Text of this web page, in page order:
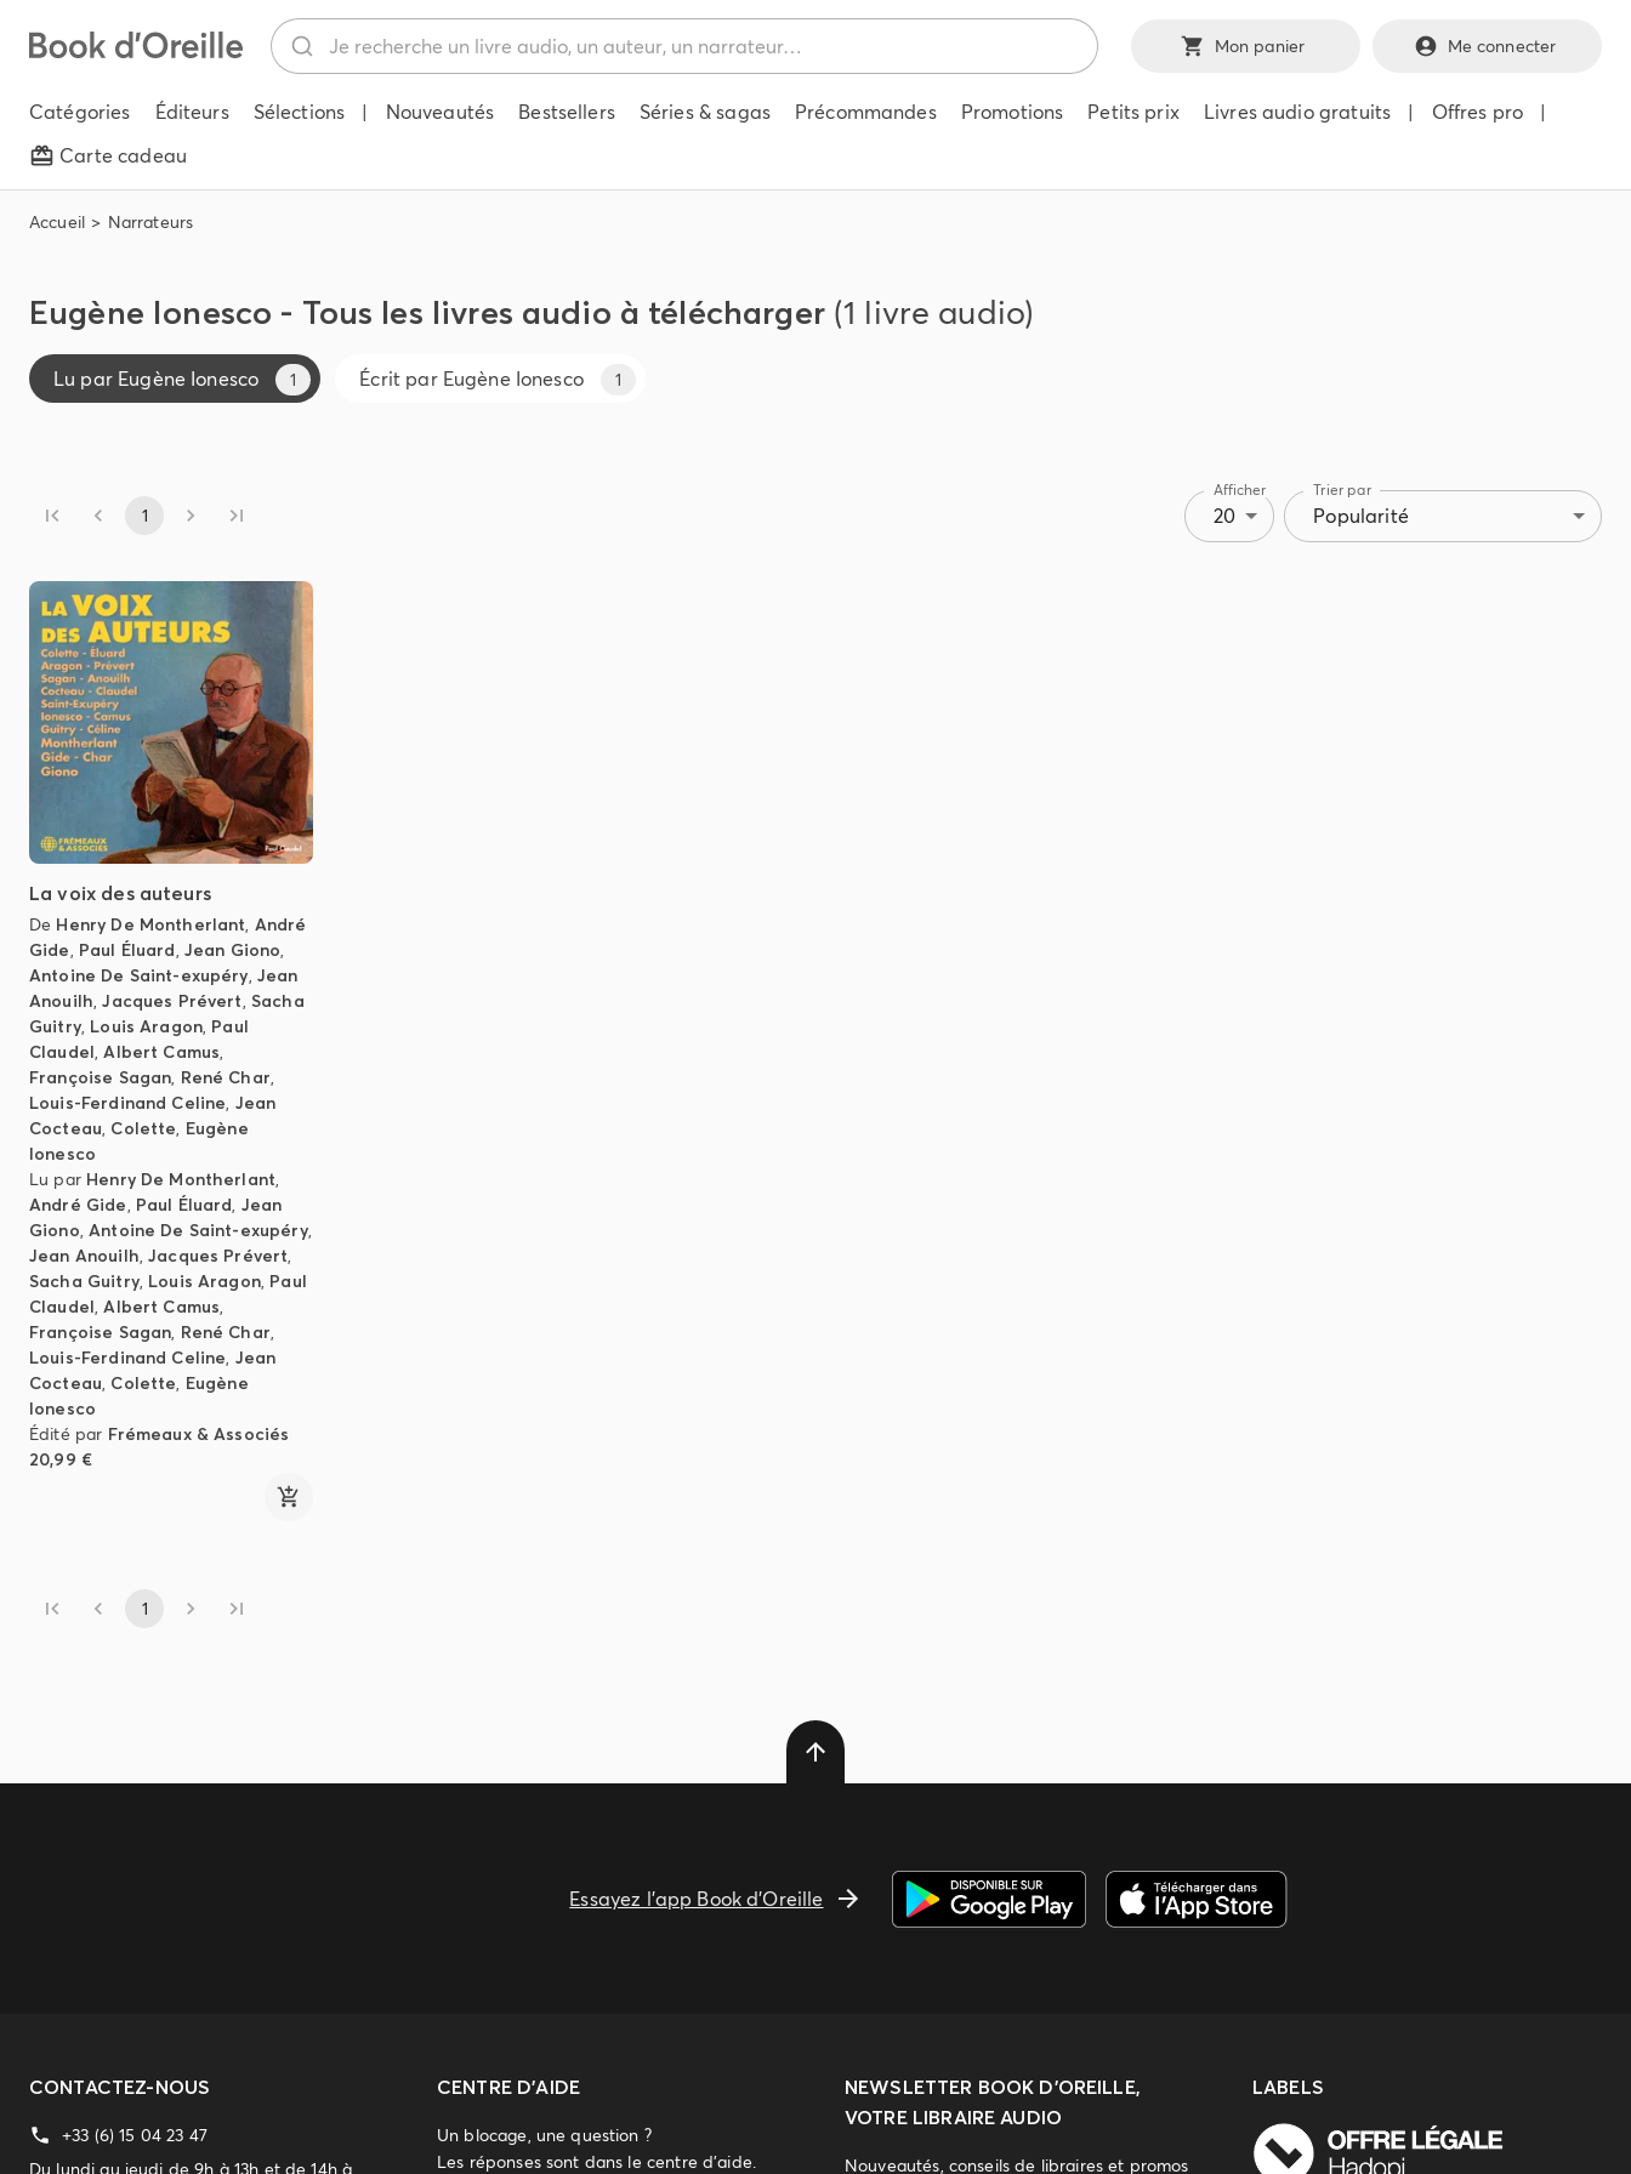
Mon panier Me connecter
Catégories Éditeurs Sélections | Nouveautés Bestsellers Séries & sagas Précommandes Promotions Petits prix Livres audio gratuits | Offres pro
|
Carte cadeau
Accueil Narrateurs
Eugène Ionesco - Tous les livres audio à télécharger (1 livre audio)
Lu par Eugène Ionesco 1 Écrit par Eugène Ionesco 1
1
Afficher
20
Trier par
Popularité
La voix des auteurs
De Henry De Montherlant, André
Gide, Paul Éluard, Jean Giono,
Antoine De Saint-exupéry, Jean
Anouilh,Jacques Prévert, Sacha
Guitry, Louis Aragon, Paul
Claudel,Albert Camus,
Françoise Sagan, René Char,
Louis-Ferdinand Celine, Jean
Cocteau, Colette, Eugène
Ionesco
Lu par Henry De Montherlant,
André Gide, Paul Éluard, Jean
Giono,Antoine De Saint-exupéry,
Jean Anouilh,Jacques Prévert,
Sacha Guitry, Louis Aragon, Paul
Claudel,Albert Camus,
Françoise Sagan, René Char,
Louis-Ferdinand Celine, Jean
Cocteau, Colette, Eugène
Ionesco
Édité par Frémeaux & Associés
20,99 €
1
Essayez l'app Book d'Oreille
CONTACTEZ-NOUS
+33 (6) 15 04 23 47
Du lundi au jeudi de 9h à 13h et de 14h à
CENTRE D'AIDE
Un blocage, une question ?
Les réponses sont dans le centre d'aide.
NEWSLETTER BOOK D’OREILLE,
VOTRE LIBRAIRE AUDIO
Nouveautés, conseils de libraires et promos
LABELS